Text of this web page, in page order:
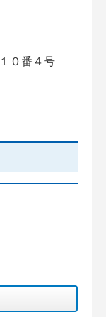
０番４号